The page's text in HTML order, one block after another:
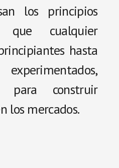
los principios
que cualquier
hasta
para construir
los mercados.